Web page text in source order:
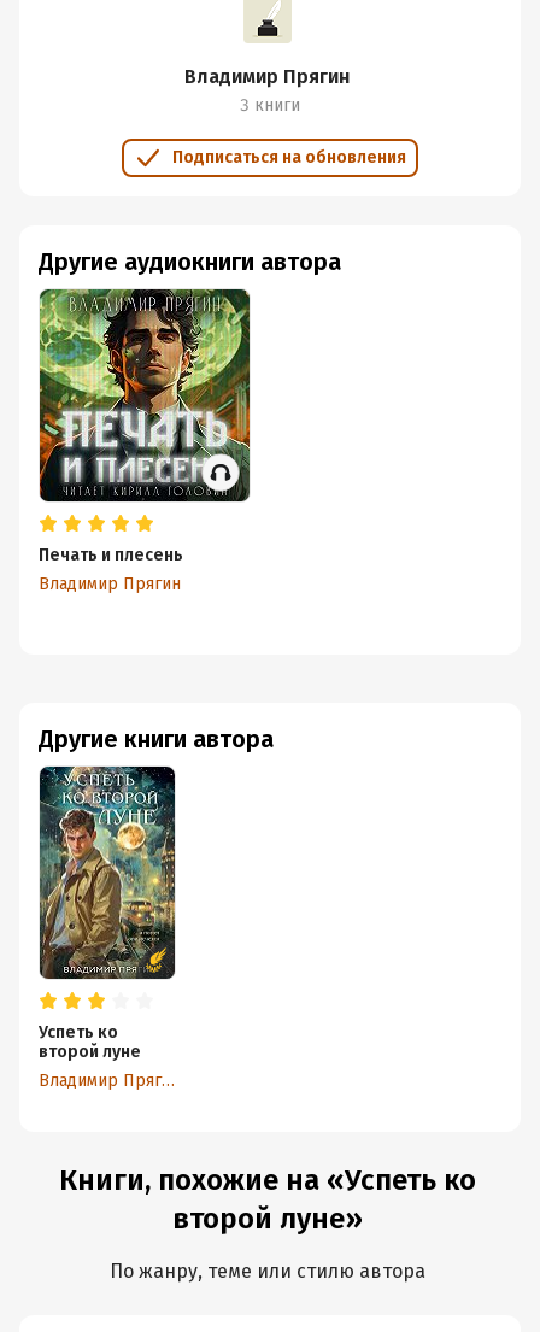
Владимир Прягин
3 книги
Подписаться на обновления
Другие книги автора
Успеть ко
второй луне
Владимир Прягин
Другие аудиокниги автора
Печать и плесень
Владимир Прягин
Книги, похожие на «Успеть ко
второй луне»
По жанру, теме или стилю автора